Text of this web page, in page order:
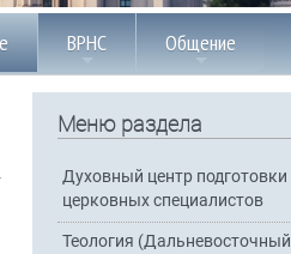
ВРНС Общение
Меню раздела
Духовный центр подготовки
церковных специалистов
Теология (Дальневосточный